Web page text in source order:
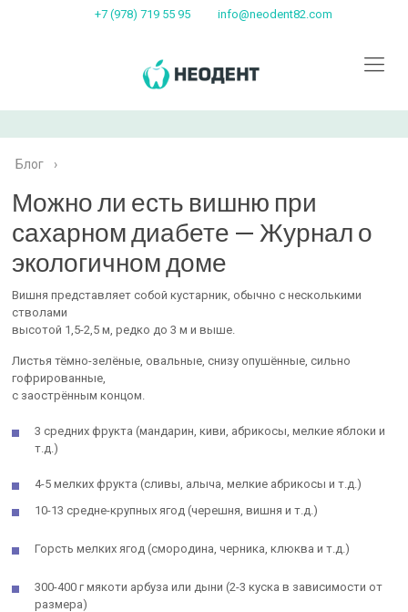
+7 (978) 719 55 95 info@neodent82.com
Блог ›
Можно ли есть вишню при
сахарном диабете — Журнал о
экологичном доме
Вишня представляет собой кустарник, обычно с несколькими
стволами
высотой 1,5-2,5 м, редко до 3 м и выше.
Листья тёмно-зелёные, овальные, снизу опушённые, сильно
гофрированные,
с заострённым концом.
3 средних фрукта (мандарин, киви, абрикосы, мелкие яблоки и
т.д.)
4-5 мелких фрукта (сливы, алыча, мелкие абрикосы и т.д.)
10-13 средне-крупных ягод (черешня, вишня и т.д.)
Горсть мелких ягод (смородина, черника, клюква и т.д.)
300-400 г мякоти арбуза или дыни (2-3 куска в зависимости от
размера)